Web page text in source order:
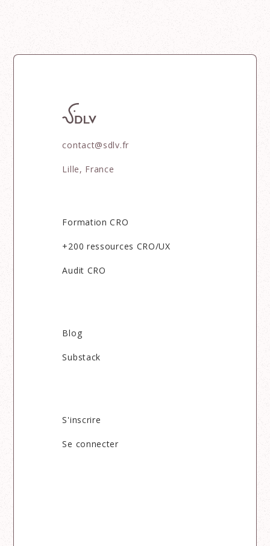
contact@sdlv.fr
Lille, France
Formation CRO
+200 ressources CRO/UX
Audit CRO
Blog
Substack
S'inscrire
Se connecter